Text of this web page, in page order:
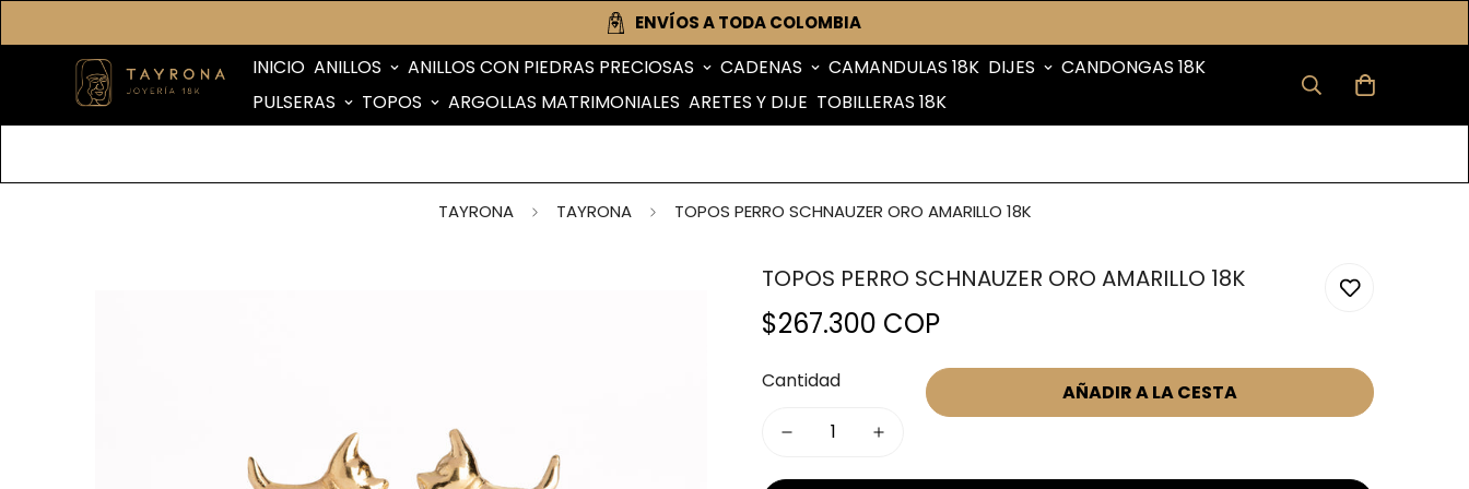
ENVÍOS A TODA COLOMBIA
INICIO ANILLOS ANILLOS CON PIEDRAS PRECIOSAS CADENAS CAMANDULAS 18K DIJES
CANDONGAS 18K
PULSERAS
TOPOS ARGOLLAS MATRIMONIALES ARETES Y DIJE TOBILLERAS 18K
TAYRONA TAYRONA TOPOS PERRO SCHNAUZER ORO AMARILLO 18K
TOPOS PERRO SCHNAUZER ORO AMARILLO 18K
Precio
$267.300 COP
Cantidad AÑADIR A LA CESTA